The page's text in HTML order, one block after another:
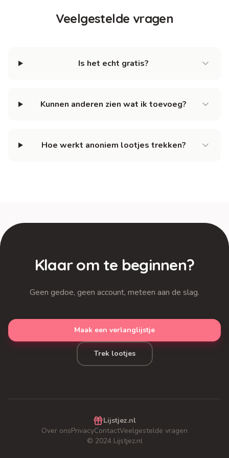
Veelgestelde vragen
Is het echt gratis?
Kunnen anderen zien wat ik toevoeg?
Hoe werkt anoniem lootjes trekken?
Klaar om te beginnen?
Geen gedoe, geen account, meteen aan de slag.
Maak een verlanglijstje
Trek lootjes
Lijstjez.nl
Over onsPrivacyContactVeelgestelde vragen
© 2024 Lijstjez.nl